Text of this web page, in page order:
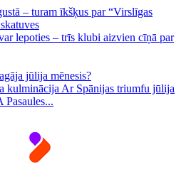
– turam īkšķus par “Virslīgas
lepoties – trīs klubi aizvien cīņā par
jūlija mēnesis?
kulminācija Ar Spānijas triumfu jūlija
Pasaules...